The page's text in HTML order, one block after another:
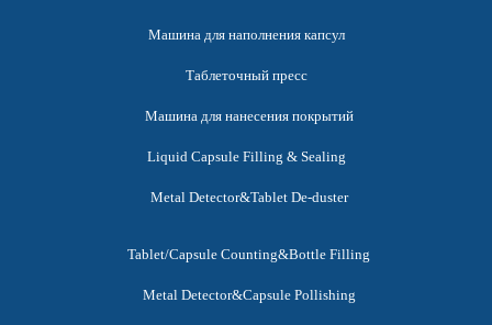
Машина для наполнения капсул
Таблеточный пресс
Машина для нанесения покрытий
Liquid Capsule Filling & Sealing
Metal Detector&Tablet De-duster
Tablet/Capsule Counting&Bottle Filling
Metal Detector&Capsule Pollishing